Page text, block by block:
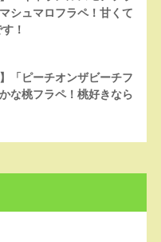
シュマロフラペ！甘くて
！
「ピーチオンザビーチフ
な桃フラペ！桃好きなら